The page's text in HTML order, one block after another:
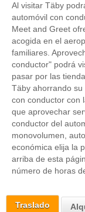
Traslado
Al visitar Täby
automóvil con
Meet and Greet
acogida en el
familiares.
conductor" podrá
pasar por las
Täby ahorrando
con conductor con
que aprovechar
conductor del
monovolumen,
económica elija la
arriba de esta
número de horas